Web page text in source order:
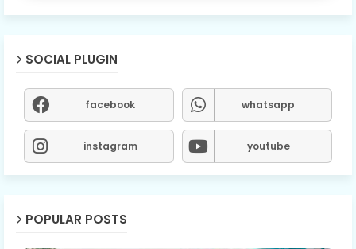
SOCIAL PLUGIN
facebook whatsapp
instagram youtube
POPULAR POSTS